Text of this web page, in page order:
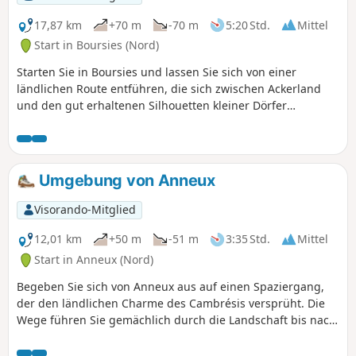
17,87 km
+70 m -70 m 5:20 Std.
Mittel
Start in Boursies (Nord)
Starten Sie in Boursies und lassen Sie sich von einer
ländlichen Route entführen, die sich zwischen Ackerland
und den gut erhaltenen Silhouetten kleiner Dörfer
Doignies und Louverval offenbart jede Etappe ein neues
Bild: friedliche Gassen, Kirchtürme am Horizont, Felder
soweit das Auge reicht und Hecken, die im Wind rascheln.
Diese Route, die sich ideal zum Wandern oder Radgehen
eignet, lädt dazu ein, die sanften Landschaften und die
Ruhe der weniger frequentierten Wege zu genießen. Es ist
eine Reise im langsamen Tempo, bei der man sich von den
einfachen und authentischen Details überraschen lässt, die
den Charme des Cambrésis ausmachen.
Umgebung von Anneux
Visorando-Mitglied
12,01 km
+50 m -51 m 3:35 Std.
Mittel
Start in Anneux (Nord)
Begeben Sie sich von Anneux aus auf einen Spaziergang,
der den ländlichen Charme des Cambrésis versprüht. Die
Wege führen Sie gemächlich durch die Landschaft bis nach